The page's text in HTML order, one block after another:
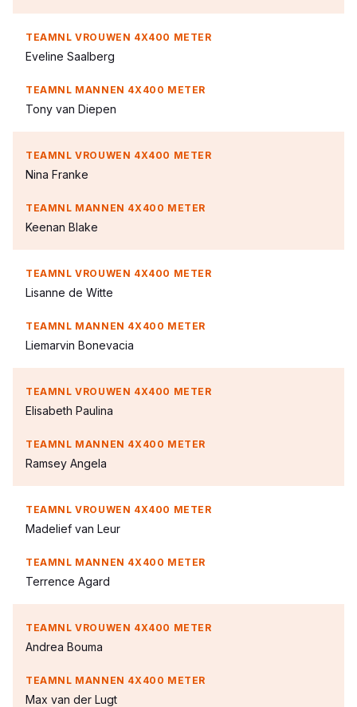
Eveline Saalberg
Tony van Diepen
Nina Franke
Keenan Blake
Lisanne de Witte
Liemarvin Bonevacia
Elisabeth Paulina
Ramsey Angela
Madelief van Leur
Terrence Agard
Andrea Bouma
Max van der Lugt